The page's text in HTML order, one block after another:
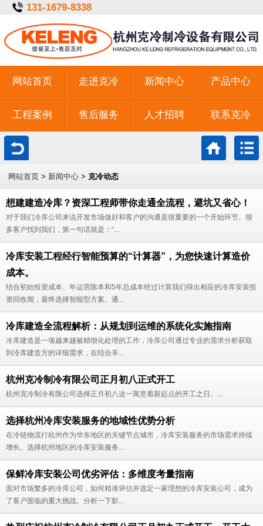
131-1679-8338
网站首页 走进克冷 新闻中心 产品中心
工程案例 售后服务 人才招聘 联系克冷
一键拨号
网站首页 > 新闻中心 > 克冷动态
想建建造冷库？资深工程师带你走通全流程，避坑又省心！
对于我们冷库公司来说开发市场做好和客户的沟通是很重要的一个开始环节。很
多客户找到我们，第一句话就是：“...
冷库安装工程经行智能预算的“计算器”，为您快速计算造价
成本。
结合初始投资成本、年运营陈本和5年总成本经过计算我们得出相应的冷库安装投
资回收期，最终选择智能型方案。通...
冷库建造全流程解析：从规划到运维的系统化实施指南
冷库建造是一项越来越被精细化处理的工作，冷库公司通过专业的需求分析获取
到冷库建造方的详细需求，在结合丰...
杭州克冷制冷有限公司正月初八正式开工
杭州克冷制冷有限公司选择正月初八这一寓意着新起点的开工之日。...
选择杭州冷库安装服务的地域性优势分析
在冷链物流行杭州作为华东地区的关键节点城市，冷库安装服务的市场需求持续
增长。选择杭州地区的冷库安装服务...
保鲜冷库安装公司优劣评估：多维度考量指南
面对市场繁多的冷库公司，如何精准评估并选定一家理想的冷库安装公司，成为
了客户面临的重大挑战。分析一下影...